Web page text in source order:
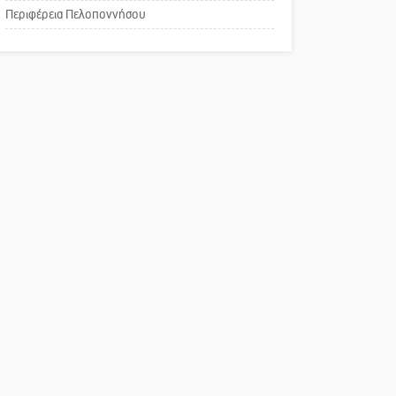
Παράδειγμα κοινωνικής
Περιφέρεια Πελοποννήσου